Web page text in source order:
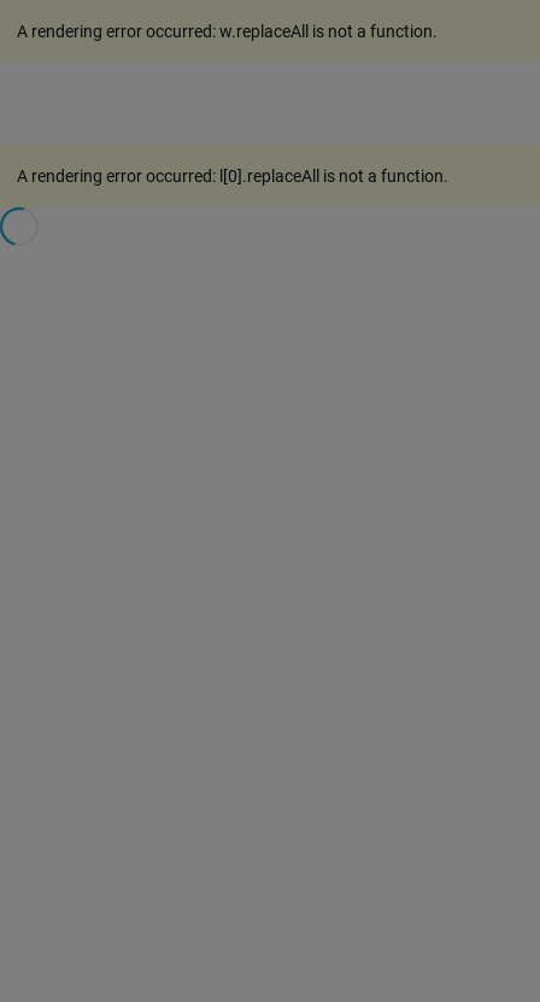
A rendering error occurred:w.replaceAll is not a function.
A rendering error occurred: l[0].replaceAll is not a function.